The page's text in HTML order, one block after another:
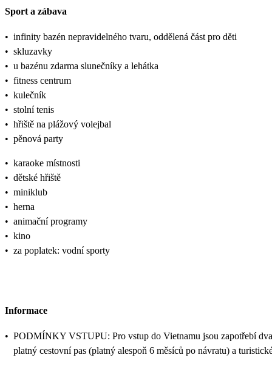
Sport a zábava
• infinity bazén nepravidelného tvaru, oddělená část pro děti
• skluzavky
• u bazénu zdarma slunečníky a lehátka
• fitness centrum
• kulečník
• stolní tenis
• hřiště na plážový volejbal
• pěnová party
• karaoke místnosti
• dětské hřiště
• miniklub
• herna
• animační programy
• kino
• za poplatek: vodní sporty
Informace
• PODMÍNKY VSTUPU: Pro vstup do Vietnamu jsou zapotřebí
platný cestovní pas (platný alespoň 6 měsíců po návratu) a